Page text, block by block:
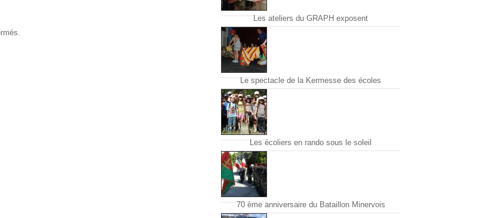
Les ateliers du GRAPH exposent
Le spectacle de la Kermesse des écoles
Les écoliers en rando sous le soleil
70 ème anniversaire du Bataillon Minervois